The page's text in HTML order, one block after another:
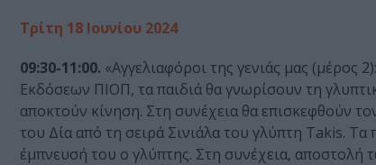
Τρίτη 18 Ιουνίου 2024
09:30-11:00. «Αγγελιαφόροι της γενιάς μας
Εκδόσεων ΠΙΟΠ, τα παιδιά θα γνωρίσουν τη
αποκτούν κίνηση. Στη συνέχεια θα επισκεφθούν
του Δία από τη σειρά Σινιάλα του γλύπτη Takis.
έμπνευσή του ο γλύπτης. Στη συνέχεια, αποστολή